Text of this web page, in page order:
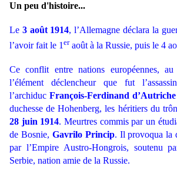
Un peu d'histoire...
Le 3 août 1914, l’Allemagne déclara la
l’avoir fait le 1 eraoût à la Russie, puis le 4
Ce conflit entre nations européennes,
l’élément déclencheur que fut
l’archiducFrançois-Ferdinand d’Autriche
duchesse de Hohenberg, les héritiers du
28 juin 1914. Meurtres commis par un
de Bosnie, Gavrilo Princip. Il provoqua la
par l’Empire Austro-Hongrois, soutenu
Serbie, nation amie de la Russie.